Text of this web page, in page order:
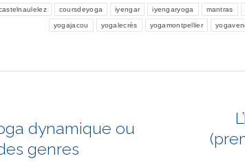
coursdeyoga iyengar iyengaryoga mantras
yogajacou yogalecrès yogamontpellier
dynamique ou
genres
Article
suivant